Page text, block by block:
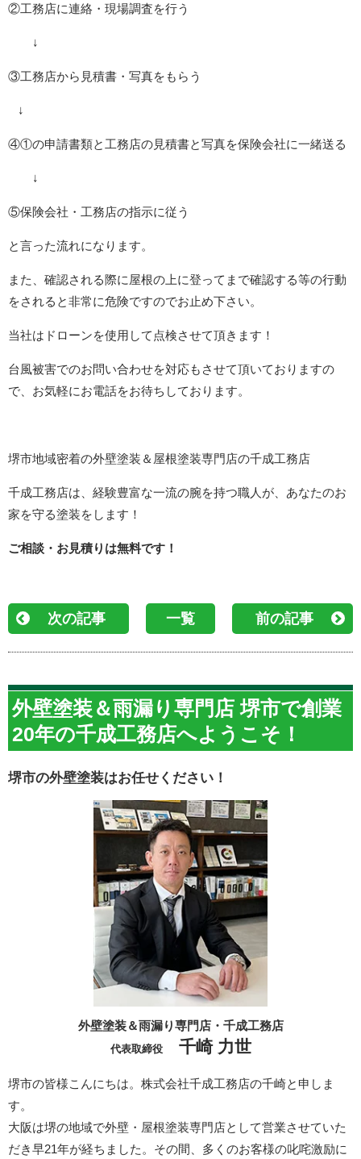
②工務店に連絡・現場調査を行う
↓
③工務店から見積書・写真をもらう
↓
④①の申請書類と工務店の見積書と写真を保険会社に一緒送る
↓
⑤保険会社・工務店の指示に従う
と言った流れになります。
また、確認される際に屋根の上に登ってまで確認する等の行動
をされると非常に危険ですのでお止め下さい。
当社はドローンを使用して点検させて頂きます！
台風被害でのお問い合わせを対応もさせて頂いておりますの
で、お気軽にお電話をお待ちしております。
堺市地域密着の外壁塗装＆屋根塗装専門店の千成工務店
千成工務店は、経験豊富な一流の腕を持つ職人が、あなたのお
家を守る塗装をします！
ご相談・お見積りは無料です！
次の記事 一覧 前の記事
外壁塗装＆雨漏り専門店 堺市で創業
20年の千成工務店へようこそ！
堺市の外壁塗装はお任せください！
外壁塗装＆雨漏り専門店・千成工務店
代表取締役 千崎 力世
堺市の皆様こんにちは。株式会社千成工務店の千崎と申しま
す。
大阪は堺の地域で外壁・屋根塗装専門店として営業させていた
だき早21年が経ちました。その間、多くのお客様の叱咤激励に